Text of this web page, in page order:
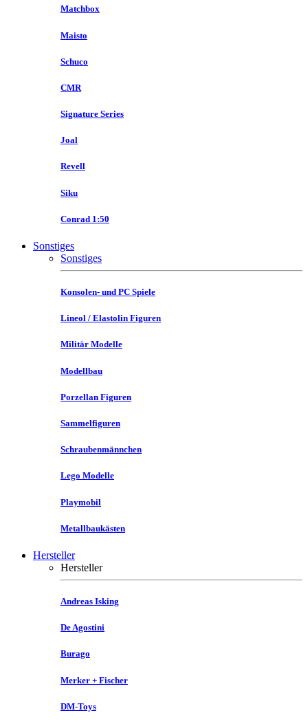
Matchbox
Maisto
Schuco
CMR
Signature Series
Joal
Revell
Siku
Conrad 1:50
Sonstiges
Sonstiges
Konsolen- und PC Spiele
Lineol / Elastolin Figuren
Militär Modelle
Modellbau
Porzellan Figuren
Sammelfiguren
Schraubenmännchen
Lego Modelle
Playmobil
Metallbaukästen
Hersteller
Hersteller
Andreas Isking
De Agostini
Burago
Merker + Fischer
DM-Toys